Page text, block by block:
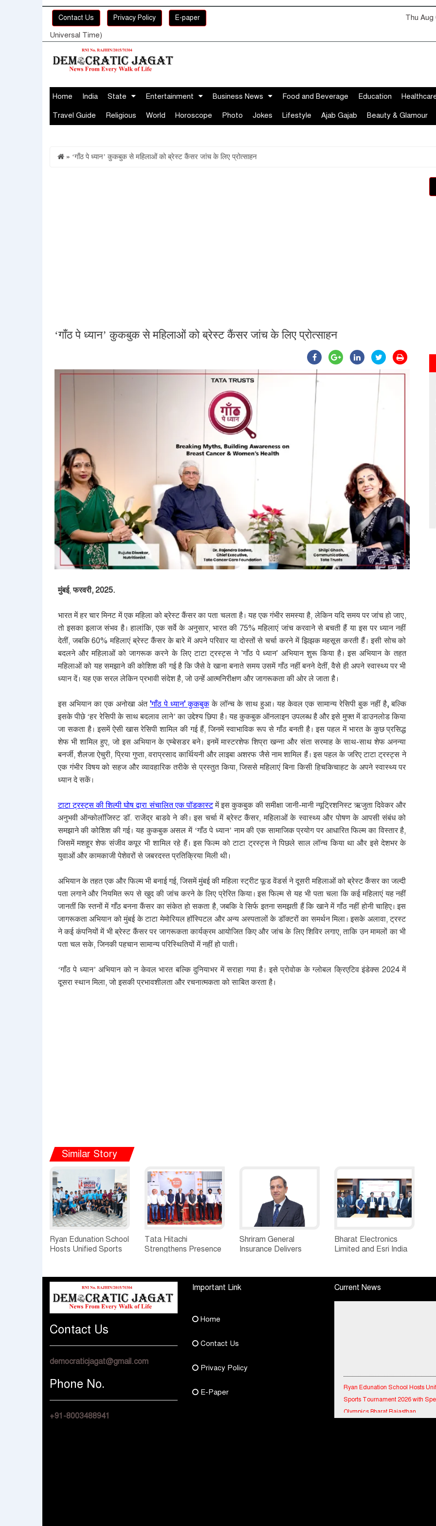
Contact Us Privacy Policy E-paper Thu Aug
Universal Time)
Home India State Entertainment Business News Food and Beverage Education
Travel Guide Religious World Horoscope Photo Jokes Lifestyle Ajab Gajab Beauty & Glamour
» ‘गाँठ पे ध्यान’ कुकबुक से महिलाओं को ब्रेस्ट कैंसर जांच के लिए प्रोत्साहन
‘गाँठ पे ध्यान’ कुकबुक से महिलाओं को ब्रेस्ट कैंसर जांच के लिए प्रोत्साहन
मुंबई, फरवरी, 2025.
भारत में हर चार मिनट में एक महिला को ब्रेस्ट कैंसर का पता चलता है। यह एक गंभीर समस्या है, लेकिन यदि समय पर जांच हो जाए,
तो इसका इलाज संभव है। हालांकि, एक सर्वे के अनुसार, भारत की 75% महिलाएं जांच करवाने से बचती हैं या इस पर ध्यान नहीं
देतीं, जबकि60%महिलाएं ब्रेस्ट कैंसर के बारे में अपने परिवार या दोस्तों से चर्चा करने में झिझक महसूस करती हैं। इसी सोच को
बदलने और महिलाओं को जागरूक करने के लिए टाटा ट्रस्ट्स ने'गाँठ पे ध्यान' अभियान शुरू किया है। इस अभियान के तहत
महिलाओं को यह समझाने की कोशिश की गई है कि जैसे वे खाना बनाते समय उसमें गाँठ नहीं बनने देतीं, वैसे ही अपने स्वास्थ्य पर भी
ध्यान दें। यह एक सरल लेकिन प्रभावी संदेश है, जो उन्हें आत्मनिरीक्षण और जागरूकता की ओर ले जाता है।
इस अभियान का एक अनोखा अंत 'गाँठ पे ध्यान'कुकबुकके लॉन्च के साथ हुआ। यह केवल एक सामान्य रेसिपी बुक नहीं है,बल्कि
इसके पीछे ‘हर रेसिपी के साथ बदलाव लाने’ का उद्देश्य छिपा है। यह कुकबुक ऑनलाइन उपलब्ध है और इसे मुफ्त में डाउनलोड किया
जा सकता है। इसमें ऐसी खास रेसिपी शामिल की गई हैं, जिनमें स्वाभाविक रूप से गाँठ बनती है। इस पहल में भारत के कुछ प्रसिद्ध
शेफ भी शामिल हुए, जो इस अभियान के एम्बेसडर बने। इनमें मास्टरशेफ शिप्रा खन्ना और संता सरमाह के साथ-साथ शेफ अनन्या
बनर्जी, शैलजा ऐचुरी, प्रिया गुप्ता, वराप्रसाद कार्थियनी और लाइबा अशरफ जैसे नाम शामिल हैं। इस पहल के जरिए टाटा ट्रस्ट्स ने
एक गंभीर विषय को सहज और व्यावहारिक तरीके से प्रस्तुत किया, जिससे महिलाएं बिना किसी हिचकिचाहट के अपने स्वास्थ्य पर
ध्यान दे सकें।
टाटा ट्रस्ट्स की शिल्पी घोष द्वारा संचालित एक पॉडकास्टमें इस कुकबुक की समीक्षा जानी-मानी न्यूट्रिशनिस्ट ऋजुता दिवेकर और
अनुभवी ऑन्कोलॉजिस्ट डॉ. राजेंद्र बाडवे ने की। इस चर्चा में ब्रेस्ट कैंसर,महिलाओं के स्वास्थ्य और पोषण के आपसी संबंध को
समझाने की कोशिश की गई। यह कुकबुक असल में ‘गाँठ पे ध्यान’ नाम की एक सामाजिक प्रयोग पर आधारित फिल्म का विस्तार है,
जिसमें मशहूर शेफ संजीव कपूर भी शामिल रहे हैं। इस फिल्म को टाटा ट्रस्ट्स ने पिछले साल लॉन्च किया था और इसे देशभर के
युवाओं और कामकाजी पेशेवरों से जबरदस्त प्रतिक्रिया मिली थी।
अभियान के तहत एक और फिल्म भी बनाई गई,जिसमें मुंबई की महिला स्ट्रीट फूड वेंडर्स ने दूसरी महिलाओं को ब्रेस्ट कैंसर का जल्दी
पता लगाने और नियमित रूप से खुद की जांच करने के लिए प्रेरित किया। इस फिल्म से यह भी पता चला कि कई महिलाएं यह नहीं
जानतीं कि स्तनों में गाँठ बनना कैंसर का संकेत हो सकता है,जबकि वे सिर्फ इतना समझती हैं कि खाने में गाँठ नहीं होनी चाहिए। इस
जागरूकता अभियान को मुंबई के टाटा मेमोरियल हॉस्पिटल और अन्य अस्पतालों के डॉक्टरों का समर्थन मिला। इसके अलावा,ट्रस्ट
ने कई कंपनियों में भी ब्रेस्ट कैंसर पर जागरूकता कार्यक्रम आयोजित किए और जांच के लिए शिविर लगाए,ताकि उन मामलों का भी
पता चल सके,जिनकी पहचान सामान्य परिस्थितियों में नहीं हो पाती।
‘गाँठ पे ध्यान’ अभियान को न केवल भारत बल्कि दुनियाभर में सराहा गया है। इसे प्रोवोक के ग्लोबल क्रिएटिव इंडेक्स 2024में
दूसरा स्थान मिला,जो इसकी प्रभावशीलता और रचनात्मकता को साबित करता है।
Similar Story
Ryan Edunation School
Hosts Unified Sports
Bharat Rajasthan
Tata Hitachi
Strengthens Presence
Regional Sales Office
at Jobner, Jaipur
Shriram General
Insurance Delivers
Motor Insurance
Surges to 25%
Bharat Electronics
Limited and Esri India
Defence Capabilities
Contact Us
democraticjagat@gmail.com
Phone No.
+91-8003488941
Important Link
Home
Contact Us
Privacy Policy
E-Paper
Current News
Ryan Edunation School Hosts
Sports Tournament 2026 with
Olympics Bharat Rajasthan